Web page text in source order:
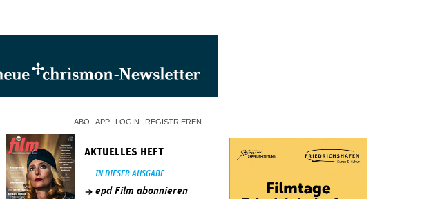
ABO APP LOGIN REGISTRIEREN
AKTUELLES HEFT
IN DIESER AUSGABE
epd Film abonnieren